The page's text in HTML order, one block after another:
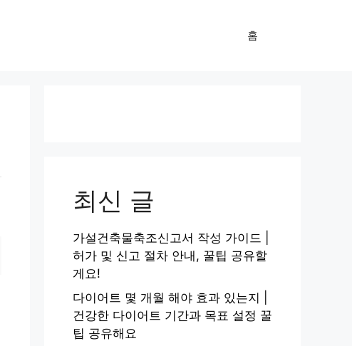
홈
최신 글
가설건축물축조신고서 작성 가이드 |
허가 및 신고 절차 안내, 꿀팁 공유할
게요!
다이어트 몇 개월 해야 효과 있는지 |
건강한 다이어트 기간과 목표 설정 꿀
팁 공유해요